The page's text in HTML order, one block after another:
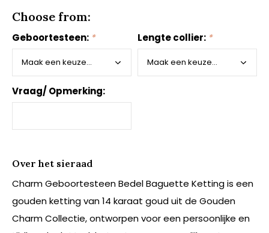
Choose from:
Geboortesteen: * Lengte collier: *
Vraag/ Opmerking:
Over het sieraad
Charm Geboortesteen Bedel Baguette Ketting is een
gouden ketting van 14 karaat goud uit de Gouden
Charm Collectie, ontworpen voor een persoonlijke en